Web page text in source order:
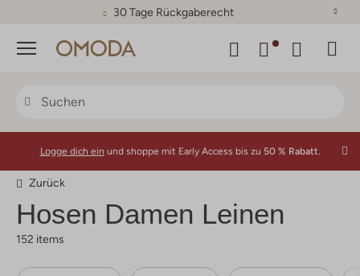
30 Tage Rückgaberecht
Menü
Logge dich ein und shoppe mit Early Access bis zu 50 % Rabatt.
Zurück
Hosen Damen Leinen
152 items